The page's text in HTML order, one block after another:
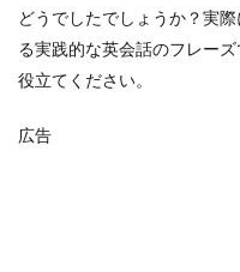
どうでしたでしょうか？実
る実践的な英会話のフレー
役立てください。
広告